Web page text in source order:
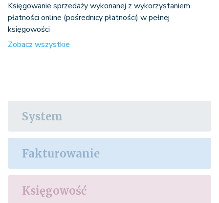
Księgowanie sprzedaży wykonanej z wykorzystaniem
płatności online (pośrednicy płatności) w pełnej
księgowości
Zobacz wszystkie
System
Fakturowanie
Księgowość